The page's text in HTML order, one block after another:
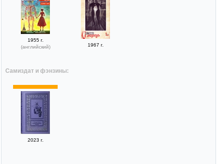
1955 г.
(английский)
1967 г.
Самиздат и фэнзины:
2023 г.